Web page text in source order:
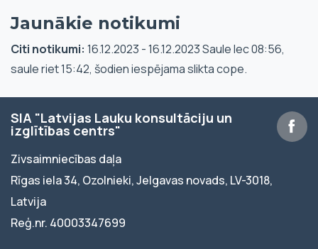
Jaunākie notikumi
Citi notikumi: 16.12.2023 - 16.12.2023 Saule lec 08:56,
saule riet 15:42, šodien iespējama slikta cope.
SIA "Latvijas Lauku konsultāciju un
izglītības centrs"
Zivsaimniecības daļa
Rīgas iela 34, Ozolnieki, Jelgavas novads, LV-3018,
Latvija
Reģ.nr. 40003347699